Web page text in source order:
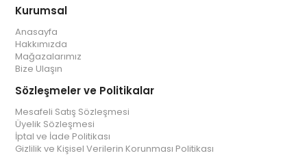
Kurumsal
Anasayfa
Hakkımızda
Mağazalarımız
Bize Ulaşın
Sözleşmeler ve Politikalar
Mesafeli Satış Sözleşmesi
Üyelik Sözleşmesi
İptal ve İade Politikası
Gizlilik ve Kişisel Verilerin Korunması Politikası